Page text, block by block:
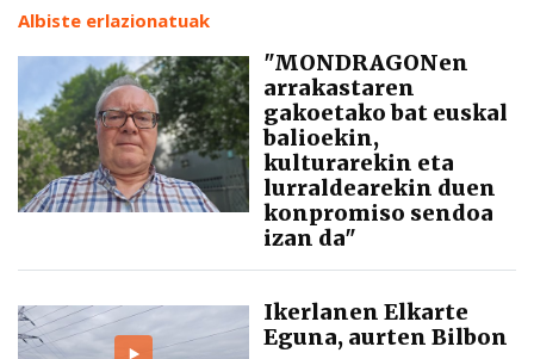
Albiste erlazionatuak
"MONDRAGONen
arrakastaren
gakoetako bat euskal
balioekin,
kulturarekin eta
lurraldearekin duen
konpromiso sendoa
izan da"
Ikerlanen Elkarte
Eguna, aurten Bilbon